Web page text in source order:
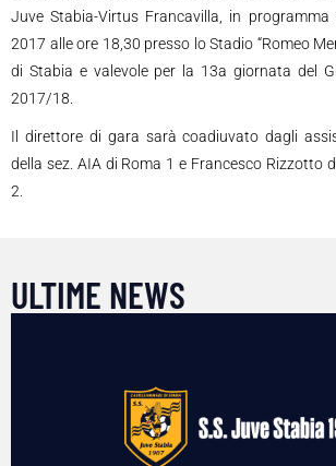
Juve Stabia-Virtus Francavilla, in
2017 alle ore 18,30 presso lo Stadio “Romeo
di Stabia e valevole per la 13a giornata del
2017/18.
Il direttore di gara sarà coadiuvato dagli
della sez. AIA di Roma 1 e Francesco Rizzotto
2.
ULTIME NEWS